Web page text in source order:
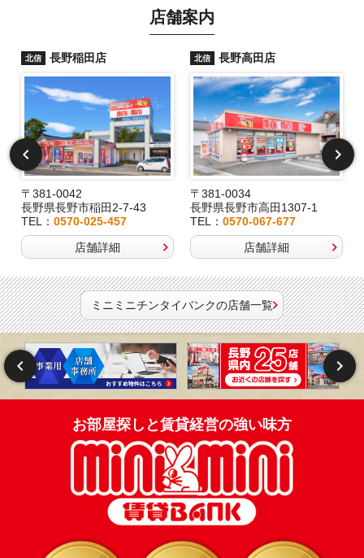
店舗案内
北信 長野稲田店
〒381-0042
長野県長野市稲田2-7-43
TEL：0570-025-457
店舗詳細
北信 長野高田店
〒381-0034
長野県長野市高田1307-1
TEL： 0570-067-677
店舗詳細
ミニミニチンタイバンクの店舗一覧
お部屋探しと賃貸経営の強い味方